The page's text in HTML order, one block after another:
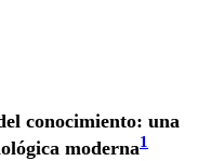
conocimiento: una
moderna1